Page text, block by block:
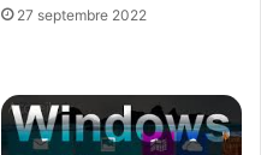
27 septembre 2022